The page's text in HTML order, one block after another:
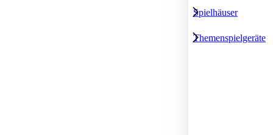
Spielhäuser
Themenspielgeräte